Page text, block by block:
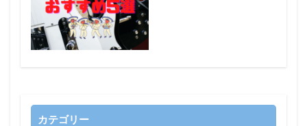
カテゴリー